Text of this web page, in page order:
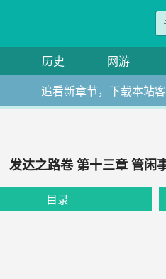
历史 网游
追看新章节，下载本站
发达之路卷 第十三章 管闲
目录